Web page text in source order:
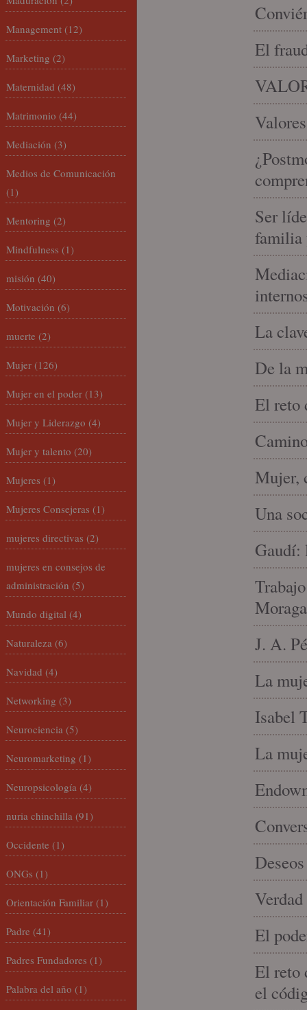
El
Ser
familia
La
De la
El reto
Mujer,
Una
Gaudí:
J. A.
La
Isabel
La
El
El reto
el
Management (12)
Marketing (2)
Maternidad (48)
Matrimonio (44)
Mediación (3)
Medios de Comunicación
(1)
Mentoring (2)
Mindfulness (1)
misión (40)
Motivación (6)
muerte (2)
Mujer (126)
Mujer en el poder (13)
Mujer y Liderazgo (4)
Mujer y talento (20)
Mujeres (1)
Mujeres Consejeras (1)
mujeres directivas (2)
mujeres en consejos de
administración (5)
Mundo digital (4)
Naturaleza (6)
Navidad (4)
Networking (3)
Neurociencia (5)
Neuromarketing (1)
Neuropsicología (4)
nuria chinchilla (91)
Occidente (1)
ONGs (1)
Orientación Familiar (1)
Padre (41)
Padres Fundadores (1)
Palabra del año (1)